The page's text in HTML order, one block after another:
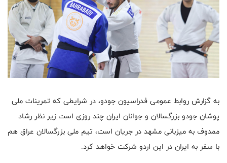
به گزارش روابط عمومی فدراسیون جودو، در شرایطی که تمرینات ملی
پوشان جودو بزرگسالان و جوانان ایران چند روزی است زیر نظر رشاد
ممدوف به میزبانی مشهد در جریان است، تیم ملی بزرگسالان عراق هم
با سفر به ایران در این اردو شرکت خواهد کرد.